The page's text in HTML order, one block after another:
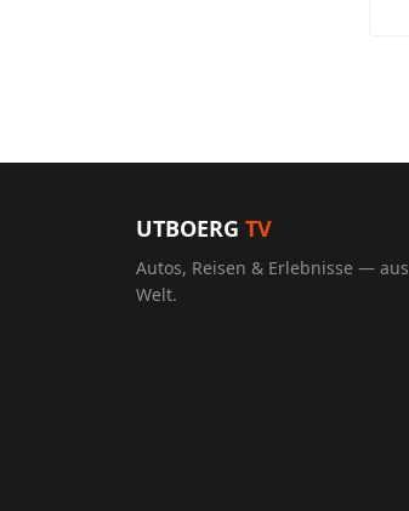
UTBOERG TV
Autos, Reisen & Erlebnisse —
Welt.